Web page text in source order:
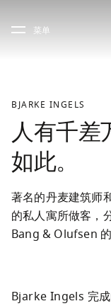
Skip to main
菜单
BJARKE INGELS
人有千差
如此。
著名的丹麦建筑师
的私人寓所做客，
Bang & Olufsen
Bjarke Ingels 完